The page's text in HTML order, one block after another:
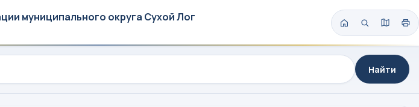
муниципального округа Сухой Лог
Найти